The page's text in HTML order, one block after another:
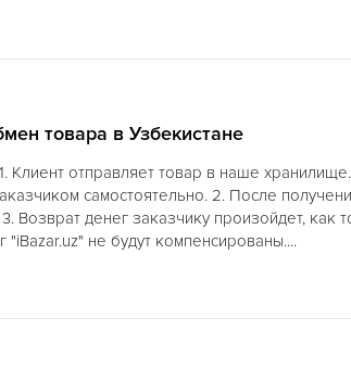
товара в Узбекистане
Клиент отправляет товар в наше
самостоятельно. 2. После
Возврат денег заказчику произойдет, как
"iBazar.uz" не будут компенсированы....